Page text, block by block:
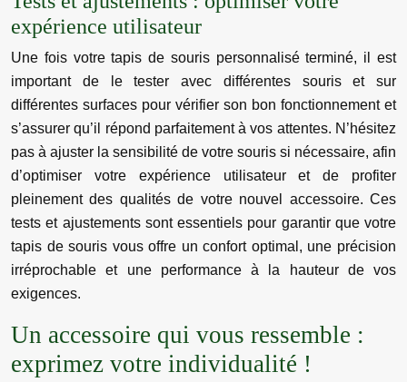
expérience utilisateur
Une fois votre tapis de souris personnalisé terminé, il est
important de le tester avec différentes souris et sur
différentes surfaces pour vérifier son bon fonctionnement et
s’assurer qu’il répond parfaitement à vos attentes. N’hésitez
pas à ajuster la sensibilité de votre souris si nécessaire, afin
d’optimiser votre expérience utilisateur et de profiter
pleinement des qualités de votre nouvel accessoire. Ces
tests et ajustements sont essentiels pour garantir que votre
tapis de souris vous offre un confort optimal, une précision
irréprochable et une performance à la hauteur de vos
exigences.
Un accessoire qui vous ressemble :
exprimez votre individualité !